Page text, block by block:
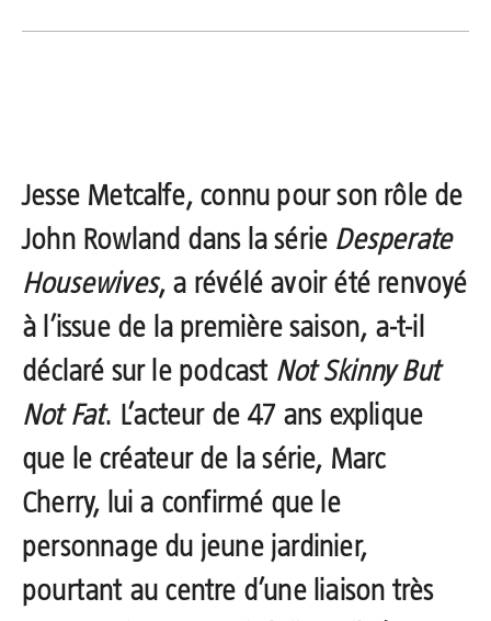
Jesse Metcalfe, connu pour son rôle de
John Rowland dans la série Desperate
Housewives, a révélé avoir été renvoyé
à l’issue de la première saison, a-t-il
déclaré sur le podcast Not Skinny But
Not Fat. L’acteur de 47 ans explique
que le créateur de la série, Marc
Cherry, lui a confirmé que le
personnage du jeune jardinier,
pourtant au centre d’une liaison très